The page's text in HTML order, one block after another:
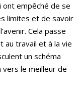
empêché de se
limites et de savoir
Cela passe
au travail et à la vie
un schéma
le meilleur de